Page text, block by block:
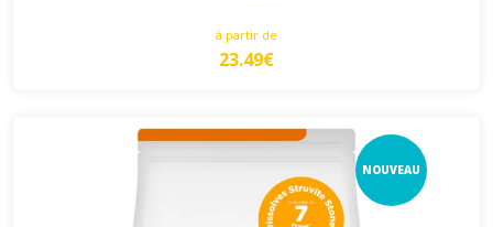
à partir de
23.49€
NOUVEAU